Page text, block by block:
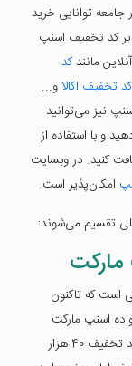
توانایی خرید
بر کد تخفیف اسنپ
مانندکد
کد تخفیف اکالا و...
نیز می‌توانید
و با استفاده از
کنید. در وبسایت
امکان‌پذیر است.
تقسیم می‌شوند:
است که تاکنون
اسنپ مارکت
پیوسته‌اند. همچنین این کدهای تخفیف با نام‌های کد تخفیف 40 هزار